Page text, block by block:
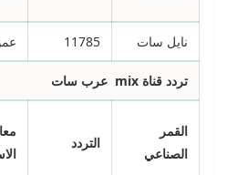
نايل سات 11785
تردد قناة mix عرب سات
القمر
الصناعي
التردد